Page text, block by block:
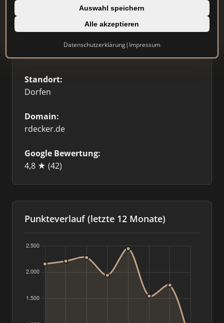
Auswahl speichern
Alle akzeptieren
Datenschutzerklärung| Impressum
⭐ Etabliert
Einzelner Makler
Standort:
Dorfen
Domain:
rdecker.de
Google Bewertung:
4,8 ★ (42)
Punkteverlauf (letzte 12 Monate)